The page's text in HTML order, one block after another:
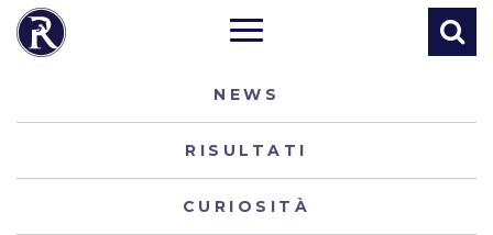
NEWS
RISULTATI
CURIOSITÀ